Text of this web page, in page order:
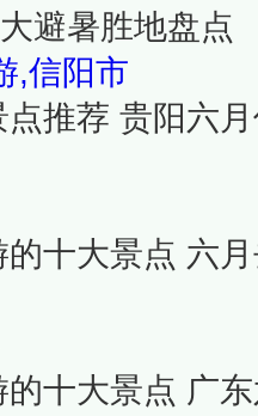
避暑胜地盘点
,信阳市
推荐 贵阳六
十大景点 六
十大景点 广